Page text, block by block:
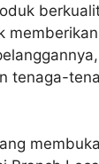
tenaga-